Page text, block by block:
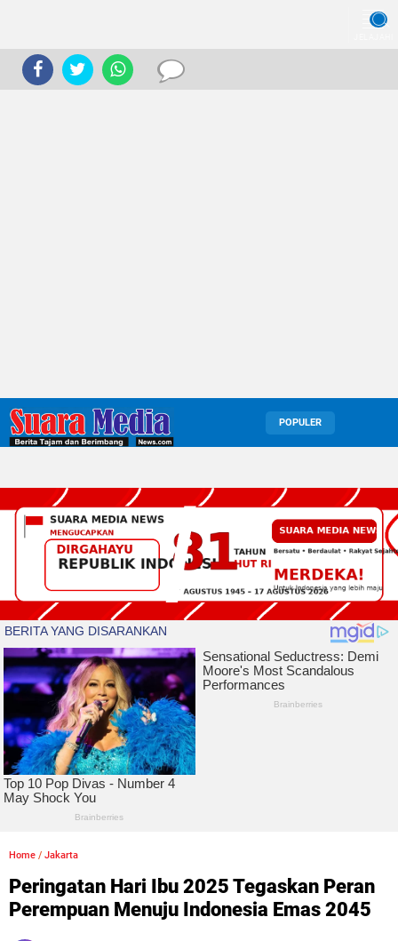
POPULER
Home / Jakarta
Peringatan Hari Ibu 2025 Tegaskan Peran
Perempuan Menuju Indonesia Emas 2045